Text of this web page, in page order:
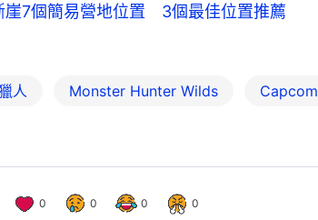
崖7個簡易營地位置 3個最佳位置推薦
人 Monster Hunter Wilds Capcom
0 0 0 0